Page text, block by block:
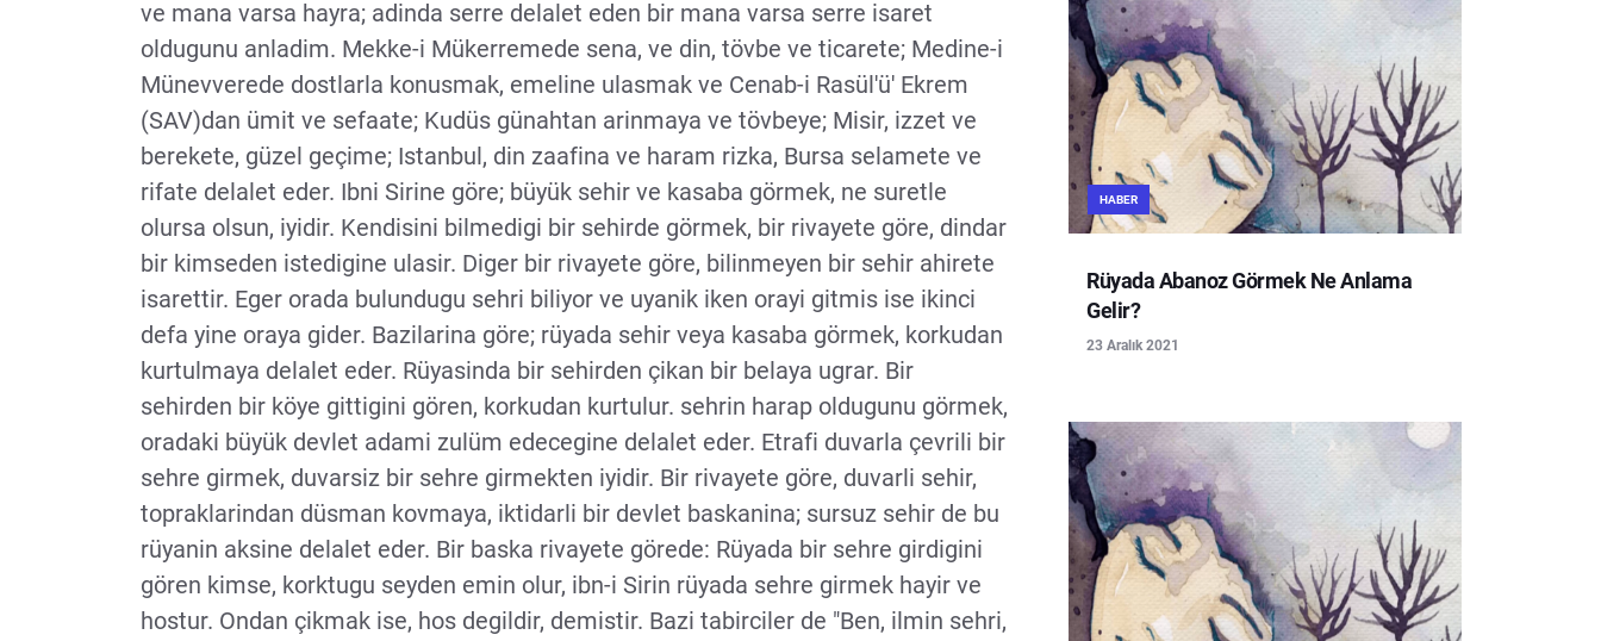
ve mana varsa hayra; adinda serre delalet eden bir mana varsa serre isaret
oldugunu anladim. Mekke-i Mükerremede sena, ve din, tövbe ve ticarete; Medine-i
Münevverede dostlarla konusmak, emeline ulasmak ve Cenab-i Rasül'ü' Ekrem
(SAV)dan ümit ve sefaate; Kudüs günahtan arinmaya ve tövbeye; Misir, izzet ve
berekete, güzel geçime; Istanbul, din zaafina ve haram rizka, Bursa selamete ve
rifate delalet eder. Ibni Sirine göre; büyük sehir ve kasaba görmek, ne suretle
olursa olsun, iyidir. Kendisini bilmedigi bir sehirde görmek, bir rivayete göre, dindar
bir kimseden istedigine ulasir. Diger bir rivayete göre, bilinmeyen bir sehir ahirete
isarettir. Eger orada bulundugu sehri biliyor ve uyanik iken orayi gitmis ise ikinci
defa yine oraya gider. Bazilarina göre; rüyada sehir veya kasaba görmek, korkudan
kurtulmaya delalet eder. Rüyasinda bir sehirden çikan bir belaya ugrar. Bir
sehirden bir köye gittigini gören, korkudan kurtulur. sehrin harap oldugunu görmek,
oradaki büyük devlet adami zulüm edecegine delalet eder. Etrafi duvarla çevrili bir
sehre girmek, duvarsiz bir sehre girmekten iyidir. Bir rivayete göre, duvarli sehir,
topraklarindan düsman kovmaya, iktidarli bir devlet baskanina; sursuz sehir de bu
rüyanin aksine delalet eder. Bir baska rivayete görede: Rüyada bir sehre girdigini
gören kimse, korktugu seyden emin olur, ibn-i Sirin rüyada sehre girmek hayir ve
hostur. Ondan çikmak ise, hos degildir, demistir. Bazi tabirciler de "Ben, ilmin sehri,
HABER
Rüyada Abanoz Görmek Ne Anlama
Gelir?
23 Aralık 2021